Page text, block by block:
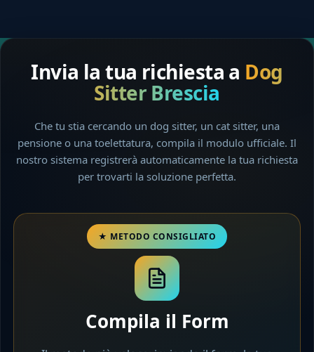
Invia la tua richiesta a Dog
Sitter Brescia
Che tu stia cercando un dog sitter, un cat sitter, una
pensione o una toelettatura, compila il modulo ufficiale. Il
nostro sistema registrerà automaticamente la tua richiesta
per trovarti la soluzione perfetta.
Compila il Form